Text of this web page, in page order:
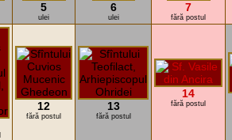
5
ulei
6
ulei
7
fără postul
12
fără postul
13
fără postul
14
fără postul